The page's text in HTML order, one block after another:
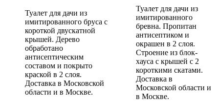
Туалет для дачи из
имитированного бруса с
короткой двускатной
крышей. Дерево
обработано
антисептическим
составом и покрыто
краской в 2 слоя.
Доставка в Московской
области и в Москве.
Туалет для дачи из
имитированного
бревна. Пропитан
антисептиком и
окрашен в 2 слоя.
Строение из блок-
хауса с крышей с 2
короткими скатами.
Доставка в
Московской области и
в Москве.